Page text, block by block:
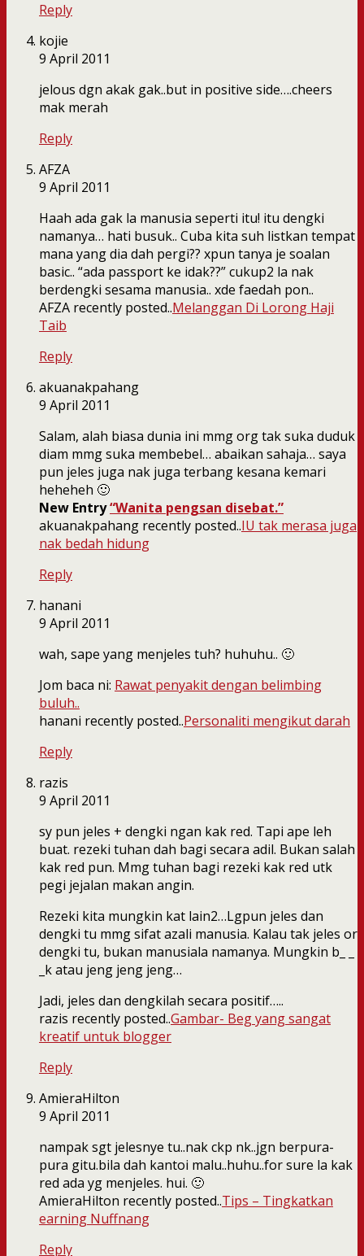
Reply
kojie
9 April 2011
jelous dgn akak gak..but in positive side….cheers
mak merah
Reply
AFZA
9 April 2011
Haah ada gak la manusia seperti itu! itu dengki
namanya… hati busuk.. Cuba kita suh listkan tempat
mana yang dia dah pergi?? xpun tanya je soalan
basic.. “ada passport ke idak??” cukup2 la nak
berdengki sesama manusia.. xde faedah pon..
AFZA recently posted..Melanggan Di Lorong Haji
Taib
Reply
akuanakpahang
9 April 2011
Salam, alah biasa dunia ini mmg org tak suka duduk
diam mmg suka membebel… abaikan sahaja… saya
pun jeles juga nak juga terbang kesana kemari
heheheh 🙂
New Entry“Wanita pengsan disebat.”
akuanakpahang recently posted..IU tak merasa juga
nak bedah hidung
Reply
hanani
9 April 2011
wah, sape yang menjeles tuh? huhuhu.. 🙂
Jom baca ni: Rawat penyakit dengan belimbing
buluh..
hanani recently posted..Personaliti mengikut darah
Reply
razis
9 April 2011
sy pun jeles + dengki ngan kak red. Tapi ape leh
buat. rezeki tuhan dah bagi secara adil. Bukan salah
kak red pun. Mmg tuhan bagi rezeki kak red utk
pegi jejalan makan angin.
Rezeki kita mungkin kat lain2…Lgpun jeles dan
dengki tu mmg sifat azali manusia. Kalau tak jeles or
dengki tu, bukan manusiala namanya. Mungkin b_ _
_k atau jeng jeng jeng…
Jadi, jeles dan dengkilah secara positif…..
razis recently posted..Gambar- Beg yang sangat
kreatif untuk blogger
Reply
AmieraHilton
9 April 2011
nampak sgt jelesnye tu..nak ckp nk..jgn berpura-
pura gitu.bila dah kantoi malu..huhu..for sure la kak
red ada yg menjeles. hui. 🙂
AmieraHilton recently posted..Tips – Tingkatkan
earning Nuffnang
Reply